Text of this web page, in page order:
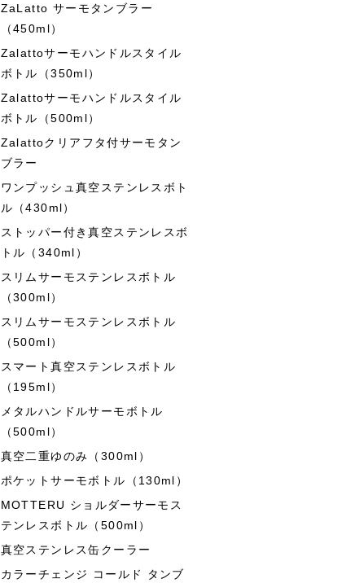
ZaLatto サーモタンブラー
（450ml）
Zalattoサーモハンドルスタイル
ボトル（350ml）
Zalattoサーモハンドルスタイル
ボトル（500ml）
Zalattoクリアフタ付サーモタン
ブラー
ワンプッシュ真空ステンレスボト
ル（430ml）
ストッパー付き真空ステンレスボ
トル（340ml）
スリムサーモステンレスボトル
（300ml）
スリムサーモステンレスボトル
（500ml）
スマート真空ステンレスボトル
（195ml）
メタルハンドルサーモボトル
（500ml）
真空二重ゆのみ（300ml）
ポケットサーモボトル（130ml）
MOTTERU ショルダーサーモス
テンレスボトル（500ml）
真空ステンレス缶クーラー
カラーチェンジ コールド タンブ